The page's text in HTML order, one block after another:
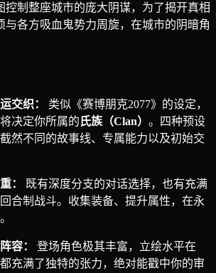
控制整座城市的庞大阴谋，为了揭开真相
与各方吸血鬼势力周旋，在城市的阴暗角
交织：
类似《赛博朋克2077》的设定，
决定你所属的 氏族（Clan） 。四种预设
然不同的故事线、专属能力以及初始交
：
既有深度分支的对话选择，也有充满
合制战斗。收集装备、提升属性，在永
容：
登场角色极其丰富，立绘水平在
充满了独特的张力，绝对能戳中你的审